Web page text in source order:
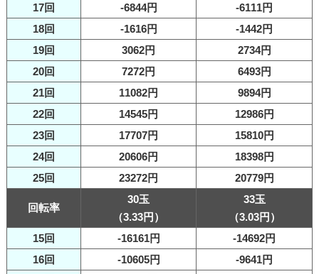
17回
-6844円
-6111円
18回
-1616円
-1442円
19回
3062円
2734円
20回
7272円
6493円
21回
11082円
9894円
22回
14545円
12986円
23回
17707円
15810円
24回
20606円
18398円
25回
23272円 20779円
回転率
30玉
（3.33円）
33玉
（3.03円）
15回
-16161円
-14692円
16回
-10605円
-9641円